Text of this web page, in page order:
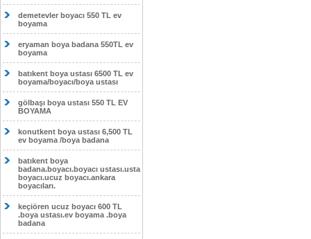
demetevler boyacı 550 TL ev
boyama
eryaman boya badana 550TL ev
boyama
batıkent boya ustası 6500 TL ev
boyama/boyacı/boya ustası
gölbaşı boya ustası 550 TL EV
BOYAMA
konutkent boya ustası 6,500 TL
ev boyama /boya badana
batıkent boya
badana.boyacı.boyacı ustası.usta
boyacı.ucuz boyacı.ankara
boyacıları.
keçiören ucuz boyacı 600 TL
.boya ustası.ev boyama .boya
badana